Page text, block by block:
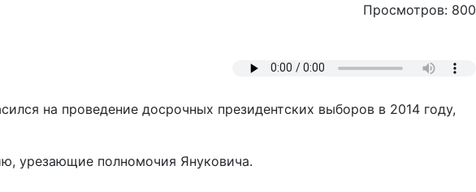
Просмотров: 800
на проведение досрочных президентских выборов в 2014 году,
урезающие полномочия Януковича.